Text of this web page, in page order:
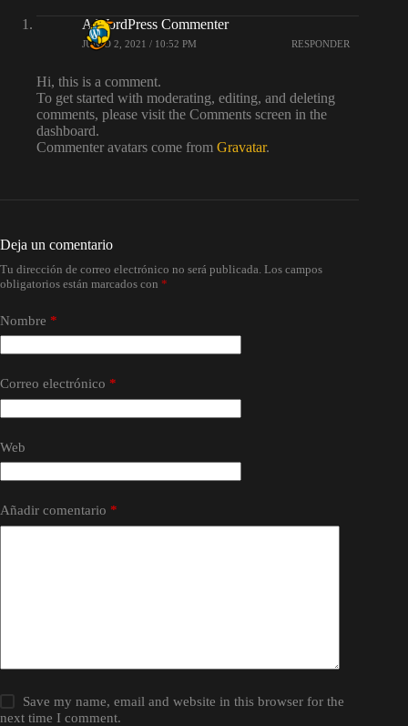
A WordPress Commenter
JUNIO 2, 2021 / 10:52 PM RESPONDER
Hi, this is a comment.
To get started with moderating, editing, and deleting
comments, please visit the Comments screen in the
dashboard.
Commenter avatars come from Gravatar.
Deja un comentario
Tu dirección de correo electrónico no será publicada. Los campos
obligatorios están marcados con *
Nombre *
Correo electrónico *
Web
Añadir comentario *
Save my name, email and website in this browser for the
next time I comment.